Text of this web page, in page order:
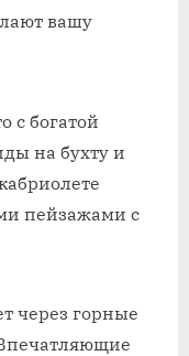
вашу
с богатой
на бухту и
пейзажами с
через горные